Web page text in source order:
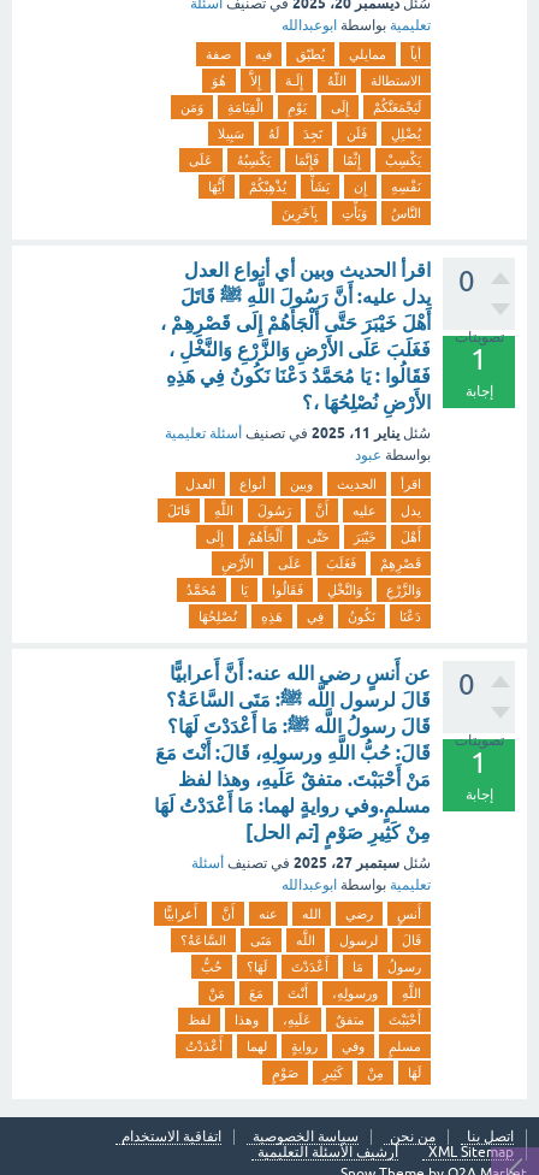
سُئل في تصنيف أسئلة
تعليمية بواسطة ابوعبدالله
أياً ممايلي يُطبّق فيه
صفة
الاستطالة
اللّهُ إِلَـهَ إِلاَّ
هُوَ
لَيَجْمَعَنَّكُمْ
إِلَى يَوْمِ الْقِيَامَةِ
وَمَن
يُضْلِلِ
فَلَن تَجِدَ لَهُ
سَبِيلا
يَكْسِبْ
إِثْمًا فَإِنَّمَا يَكْسِبُهُ
عَلَى
نَفْسِهِ
إِن يَشَأْ يُذْهِبْكُمْ
أَيُّهَا
النَّاسُ
وَيَأْتِ بِآخَرِينَ
0
تصويتات
1
إجابة
اقرأ الحديث وبين أي أنواع العدل
يدل عليه: أَنَّ رَسُولَ اللَّهِ ﷺ قَاتَلَ
أَهْلَ خَيْبَرَ حَتَّى أَلْجَأَهُمْ إِلَى قَصْرِهِمْ ،
فَغَلَبَ عَلَى الأَرْضِ وَالزَّرْعِ وَالنَّخْلِ ،
فَقَالُوا : يَا مُحَمَّدُ دَعْنَا نَكُونُ فِي هَذِهِ
الأَرْضِ نُصْلِحُهَا ،؟
سُئل يناير 11، 2025 في تصنيف أسئلة تعليمية
بواسطة عبود
اقرأ الحديث وبين أنواع
العدل
يدل
عليه أَنَّ رَسُولَ اللَّهِ
قَاتَلَ
أَهْلَ
خَيْبَرَ حَتَّى أَلْجَأَهُمْ
إِلَى
قَصْرِهِمْ
فَغَلَبَ عَلَى
الأَرْضِ
وَالزَّرْعِ
وَالنَّخْلِ فَقَالُوا يَا
مُحَمَّدُ
دَعْنَا
نَكُونُ فِي هَذِهِ نُصْلِحُهَا
0
تصويتات
1
إجابة
عن أَنسٍ رضي الله عنه: أَنَّ أَعرابيًّا
قَالَ لرسول اللَّه ﷺ: مَتَى السَّاعَةُ؟
قَالَ رسولُ اللَّه ﷺ: مَا أَعْدَدْتَ لَهَا؟
قَالَ: حُبُّ اللَّهِ ورسولِهِ، قَالَ: أَنْتَ مَعَ
مَنْ أَحْبَبْتَ. متفقٌ عَلَيهِ، وهذا لفظ
مسلمٍ.وفي روايةٍ لهما: مَا أَعْدَدْتُ لَهَا
مِنْ كَثِيرِ صَوْمٍ [تم الحل]
سُئل سبتمبر 27، 2025 في تصنيف أسئلة
تعليمية بواسطة ابوعبدالله
أَنسٍ رضي الله عنه أَنَّ
أَعرابيًّا
قَالَ
لرسول اللَّه مَتَى
السَّاعَةُ؟
رسولُ
مَا أَعْدَدْتَ لَهَا؟
حُبُّ
اللَّهِ
ورسولِهِ، أَنْتَ مَعَ
مَنْ
أَحْبَبْتَ
متفقٌ عَلَيهِ، وهذا
لفظ
مسلمٍ
وفي روايةٍ لهما
أَعْدَدْتُ
لَهَا
مِنْ كَثِيرِ صَوْمٍ
اتصل بنا من نحن سياسة الخصوصية
اتفاقية الاستخدام
XML Sitemap
أرشيف الأسئلة التعليمية